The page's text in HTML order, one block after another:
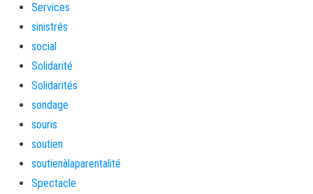
Services
sinistrés
social
Solidarité
Solidarités
sondage
souris
soutien
soutienàlaparentalité
Spectacle